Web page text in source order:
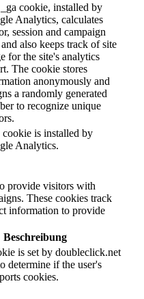
cookie, installed by
Analytics, calculates
session and campaign
also keeps track of site
for the site's analytics
The cookie stores
anonymously and
a randomly generated
to recognize unique
cookie is installed by
Analytics.
provide visitors with
These cookies track
information to provide
Beschreibung
is set by doubleclick.net
determine if the user's
cookies.